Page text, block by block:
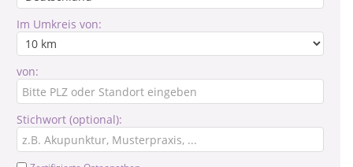
Im Umkreis von:
von:
Stichwort (optional):